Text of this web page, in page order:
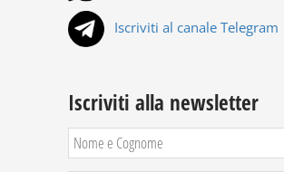
Iscriviti al canale Telegram
Iscriviti alla newsletter